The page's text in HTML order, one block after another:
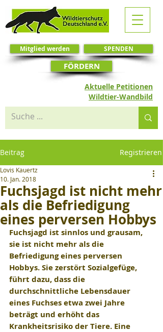
SPENDEN
Mitglied werden
Aktuelle Petitionen
FÖRDERN
Wildtier-Wandbild
Beitrag Registrieren
Fuchsjagd ist nicht mehr
als die Befriedigung
eines perversen Hobbys
Lovis Kauertz
10. Jan. 2018
Fuchsjagd ist sinnlos und grausam,
sie ist nicht mehr als die
Befriedigung eines perversen
Hobbys. Sie zerstört Sozialgefüge,
führt dazu, dass die
durchschnittliche Lebensdauer
eines Fuchses etwa zwei Jahre
beträgt und erhöht das
Krankheitsrisiko der Tiere. Eine